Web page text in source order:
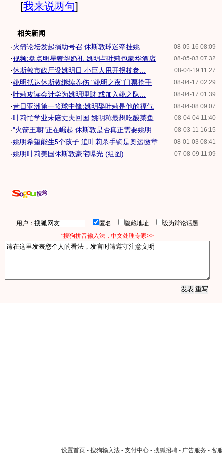
[我来说两句]
相关新闻
08-05-16 08:09
·火箭论坛发起捐助号召 休斯敦球迷牵挂姚...
08-05-03 07:32
·视频:盘点明星奢华婚礼 姚明与叶莉包豪华酒店
08-04-19 11:27
·休斯敦市政厅设姚明日 小巨人甩开拐杖参...
08-04-17 02:29
·姚明抵达休斯敦继续养伤 "姚明之夜"门票抢手
08-04-17 01:39
·叶莉攻读会计学为姚明理财 或加入姚之队...
08-04-08 09:07
·昔日亚洲第一篮球中锋:姚明娶叶莉是他的福气
08-04-04 11:40
·叶莉忙学业未陪丈夫回国 姚明称最想吃酸菜鱼
08-03-11 16:15
·"火箭王朝"正在崛起 休斯敦是否真正需要姚明
08-01-03 08:41
·姚明希望能生5个孩子 追叶莉杀手锏是奥运徽章
07-08-09 11:09
·姚明叶莉美国休斯敦豪宅曝光 (组图)
用户： 匿名 隐藏地址
设为辩论话题
*搜狗拼音输入法，中文处理专家>>
设置首页 - 搜狗输入法 - 支付中心 - 搜狐招聘 - 广告服务 - 客